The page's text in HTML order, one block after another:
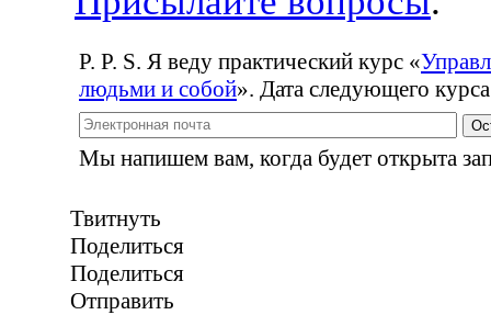
P. P. S. Я веду практический курс «
людьми и собой». Дата следующего
Мы напишем вам, когда будет открыта
Твитнуть
Поделиться
Поделиться
Отправить